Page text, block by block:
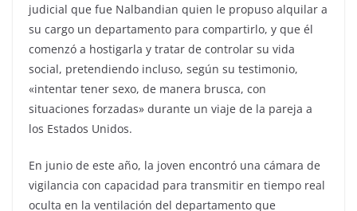
judicial que fue Nalbandian quien le propuso alquilar a
su cargo un departamento para compartirlo, y que él
comenzó a hostigarla y tratar de controlar su vida
social, pretendiendo incluso, según su testimonio,
«intentar tener sexo, de manera brusca, con
situaciones forzadas» durante un viaje de la pareja a
los Estados Unidos.
En junio de este año, la joven encontró una cámara de
vigilancia con capacidad para transmitir en tiempo real
oculta en la ventilación del departamento que